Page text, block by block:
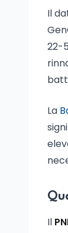
Il
22-
La
Il